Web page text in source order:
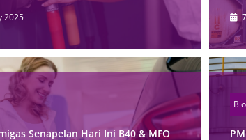
2025
Senapelan Hari Ini B40 & MFO